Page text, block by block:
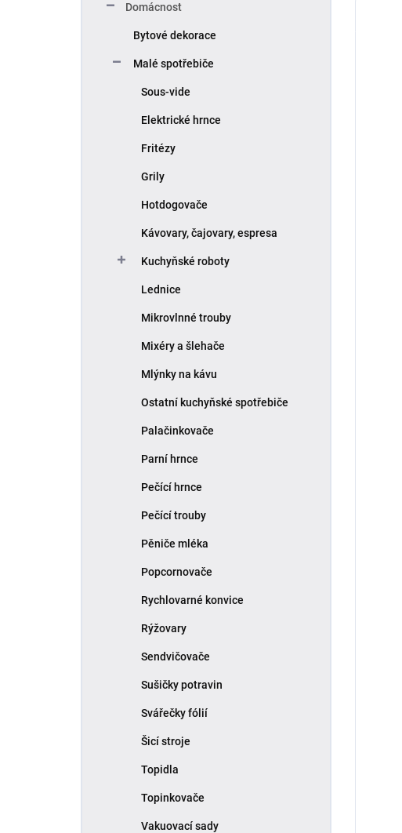
Domácnost
Bytové dekorace
Malé spotřebiče
Sous-vide
Elektrické hrnce
Fritézy
Grily
Hotdogovače
Kávovary, čajovary, espresa
Kuchyňské roboty
Lednice
Mikrovlnné trouby
Mixéry a šlehače
Mlýnky na kávu
Ostatní kuchyňské spotřebiče
Palačinkovače
Parní hrnce
Pečící hrnce
Pečící trouby
Pěniče mléka
Popcornovače
Rychlovarné konvice
Rýžovary
Sendvičovače
Sušičky potravin
Svářečky fólií
Šicí stroje
Topidla
Topinkovače
Vakuovací sady